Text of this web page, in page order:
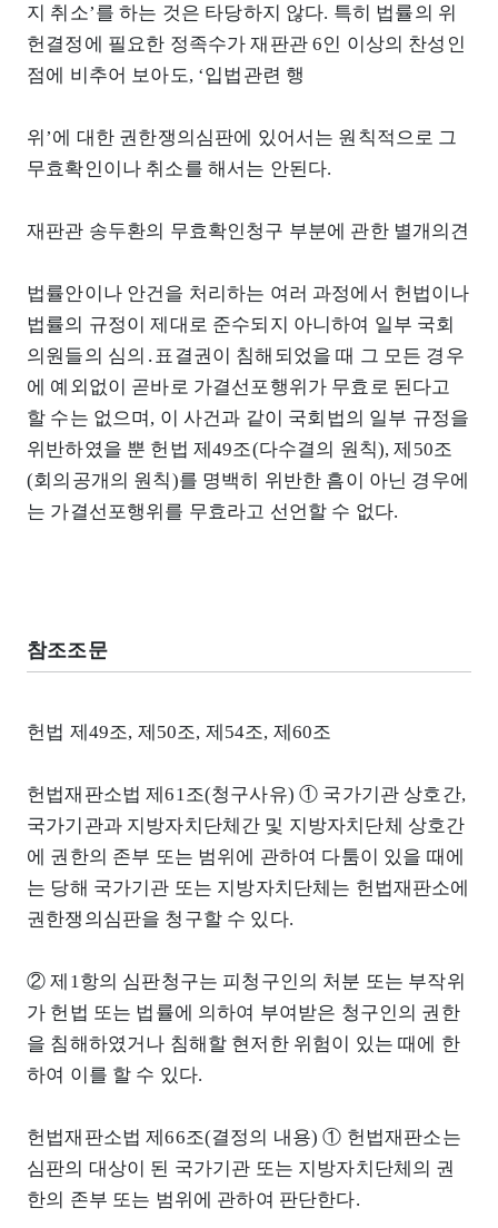
지 취소’를 하는 것은 타당하지 않다. 특히 법률의 위
헌결정에 필요한 정족수가 재판관 6인 이상의 찬성인
점에 비추어 보아도, ‘입법관련 행
위’에 대한 권한쟁의심판에 있어서는 원칙적으로 그
무효확인이나 취소를 해서는 안된다.
재판관 송두환의 무효확인청구 부분에 관한 별개의견
법률안이나 안건을 처리하는 여러 과정에서 헌법이나
법률의 규정이 제대로 준수되지 아니하여 일부 국회
의원들의 심의․표결권이 침해되었을 때 그 모든 경우
에 예외없이 곧바로 가결선포행위가 무효로 된다고
할 수는 없으며, 이 사건과 같이 국회법의 일부 규정을
위반하였을 뿐 헌법 제49조(다수결의 원칙), 제50조
(회의공개의 원칙)를 명백히 위반한 흠이 아닌 경우에
는 가결선포행위를 무효라고 선언할 수 없다.
참조조문
헌법 제49조, 제50조, 제54조, 제60조
헌법재판소법 제61조(청구사유) ① 국가기관 상호간,
국가기관과 지방자치단체간 및 지방자치단체 상호간
에 권한의 존부 또는 범위에 관하여 다툼이 있을 때에
는 당해 국가기관 또는 지방자치단체는 헌법재판소에
권한쟁의심판을 청구할 수 있다.
② 제1항의 심판청구는 피청구인의 처분 또는 부작위
가 헌법 또는 법률에 의하여 부여받은 청구인의 권한
을 침해하였거나 침해할 현저한 위험이 있는 때에 한
하여 이를 할 수 있다.
헌법재판소법 제66조(결정의 내용) ① 헌법재판소는
심판의 대상이 된 국가기관 또는 지방자치단체의 권
한의 존부 또는 범위에 관하여 판단한다.